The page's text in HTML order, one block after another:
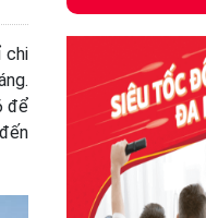
chi
để